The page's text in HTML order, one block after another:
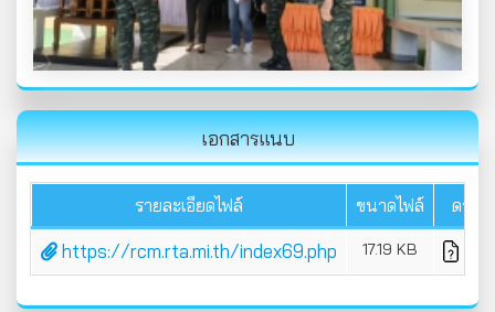
เอกสารแนบ
รายละเอียดไฟล์ ขนาดไฟล์ ดาว
https://rcm.rta.mi.th/index69.php 17.19 KB